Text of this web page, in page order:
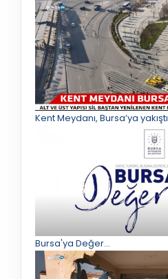
Kent Meydanı, Bursa’ya yakıştı
Bursa'ya Değer...